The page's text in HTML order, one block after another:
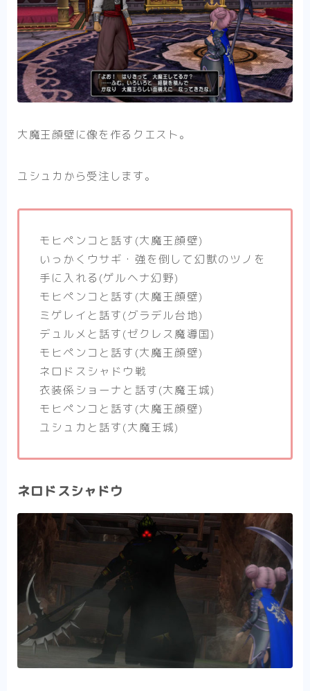
大魔王顔壁に像を作るクエスト。
ユシュカから受注します。
モヒペンコと話す(大魔王顔壁)
いっかくウサギ・強を倒して幻獣のツノを
手に入れる(ゲルヘナ幻野)
モヒペンコと話す(大魔王顔壁)
ミゲレイと話す(グラデル台地)
デュルメと話す(ゼクレス魔導国)
モヒペンコと話す(大魔王顔壁)
ネロドスシャドウ戦
衣装係ショーナと話す(大魔王城)
モヒペンコと話す(大魔王顔壁)
ユシュカと話す(大魔王城)
ネロドスシャドウ